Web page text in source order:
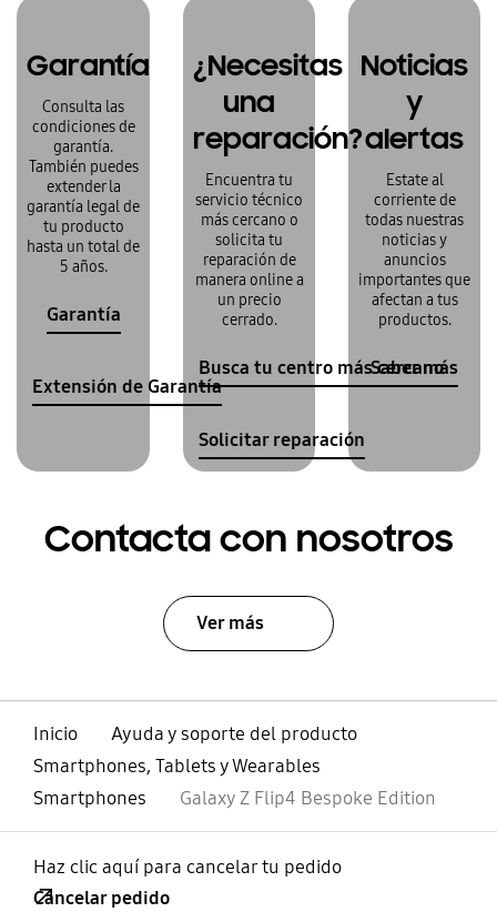
Garantía
Consulta las
condiciones de
garantía.
También puedes
extender la
garantía legal de
tu producto
hasta un total de
5 años.
Garantía
Extensión de Garantía
¿Necesitas
una
reparación?
Encuentra tu
servicio técnico
más cercano o
solicita tu
reparación de
manera online a
un precio
cerrado.
Busca tu centro más cercano
Solicitar reparación
Noticias
y
alertas
Estate al
corriente de
todas nuestras
noticias y
anuncios
importantes que
afectan a tus
productos.
Saber más
Contacta con nosotros
Ver más
Inicio
Ayuda y soporte del producto
Smartphones, Tablets y Wearables
Smartphones
Galaxy Z Flip4 Bespoke Edition
Haz clic aquí para cancelar tu pedido
Cancelar pedido